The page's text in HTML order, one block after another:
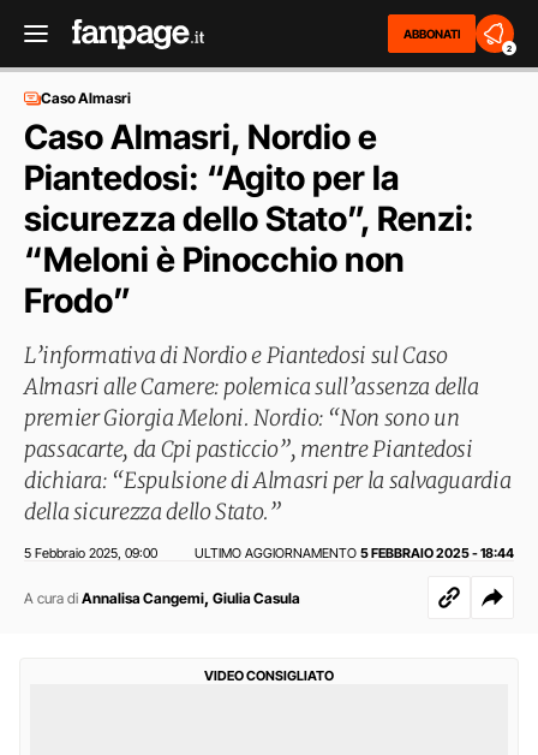
ABBONATI
2
Caso Almasri
Caso Almasri, Nordio e
Piantedosi: “Agito per la
sicurezza dello Stato”, Renzi:
“Meloni è Pinocchio non
Frodo”
L’informativa di Nordio e Piantedosi sul Caso
Almasri alle Camere: polemica sull’assenza della
premier Giorgia Meloni. Nordio: “Non sono un
passacarte, da Cpi pasticcio”, mentre Piantedosi
dichiara: “Espulsione di Almasri per la salvaguardia
della sicurezza dello Stato.”
5 Febbraio 2025 09:00 ULTIMO AGGIORNAMENTO 5 FEBBRAIO 2025 - 18:44
A cura di Annalisa Cangemi, Giulia Casula
VIDEO CONSIGLIATO